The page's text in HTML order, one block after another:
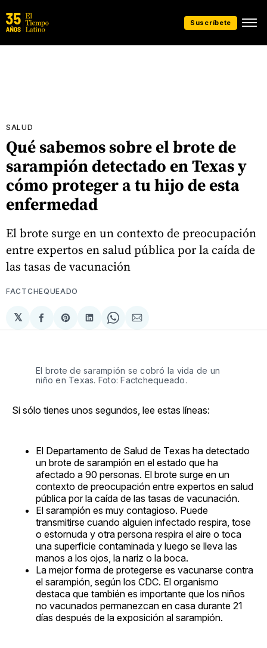
Suscríbete
SALUD
Qué sabemos sobre el brote de
sarampión detectado en Texas y
cómo proteger a tu hijo de esta
enfermedad
El brote surge en un contexto de preocupación
entre expertos en salud pública por la caída de
las tasas de vacunación
FACTCHEQUEADO
𝕏
Compartir
en
Share
on
Compartir
en
Share
on
Compartir
via
El brote de sarampión se cobró la vida de un
niño en Texas. Foto: Factchequeado.
Si sólo tienes unos segundos, lee estas líneas:
El Departamento de Salud de Texas ha detectado
un brote de sarampión en el estado que ha
afectado a 90 personas. El brote surge en un
contexto de preocupación entre expertos en salud
pública por la caída de las tasas de vacunación.
El sarampión es muy contagioso. Puede
transmitirse cuando alguien infectado respira, tose
o estornuda y otra persona respira el aire o toca
una superficie contaminada y luego se lleva las
manos a los ojos, la nariz o la boca.
La mejor forma de protegerse es vacunarse contra
el sarampión, según los CDC. El organismo
destaca que también es importante que los niños
no vacunados permanezcan en casa durante 21
días después de la exposición al sarampión.